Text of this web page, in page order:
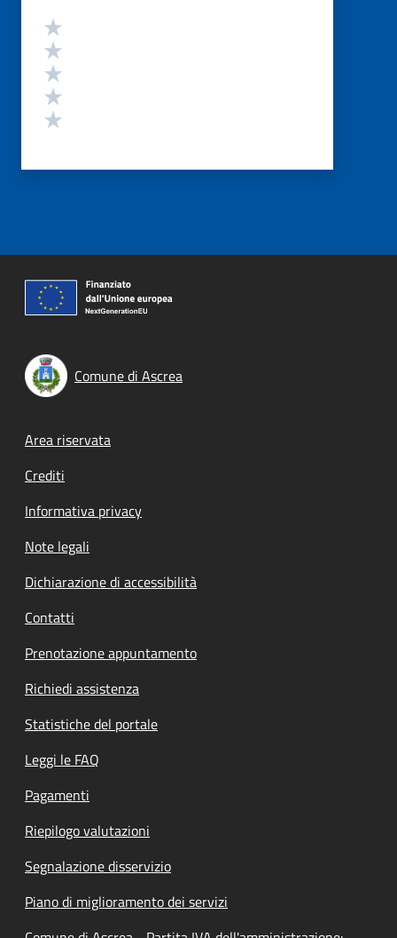
Valutazione
Comune di Ascrea
Footer menu
Area riservata
Crediti
Informativa privacy
Note legali
Dichiarazione di accessibilità
Contatti
Prenotazione appuntamento
Richiedi assistenza
Statistiche del portale
Leggi le FAQ
Pagamenti
Riepilogo valutazioni
Segnalazione disservizio
Piano di miglioramento dei servizi